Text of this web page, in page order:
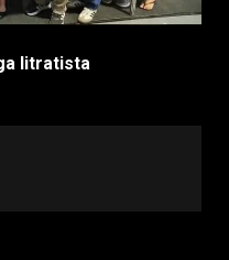
litratista